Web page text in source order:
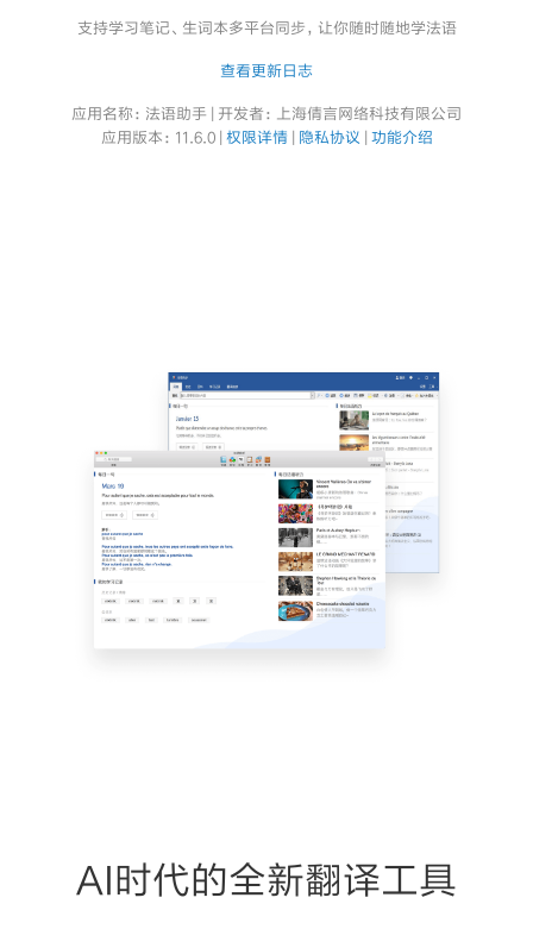
支持学习笔记、生词本多平台同步，让你随时随地学法语
查看更新日志
应用名称：法语助手 | 开发者：上海倩言网络科技有限公司
应用版本：11.6.0 | 权限详情| 隐私协议 | 功能介绍
AI时代的全新翻译工具